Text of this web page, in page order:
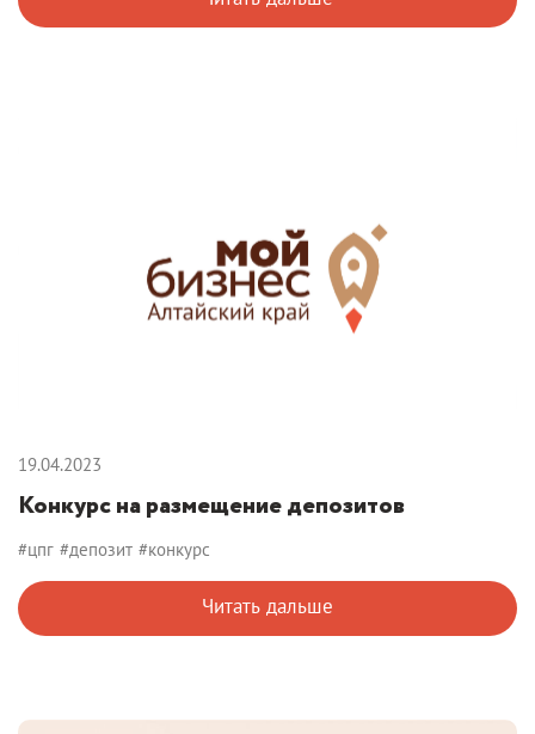
19.04.2023
Конкурс на размещение депозитов
#цпг #депозит #конкурс
Читать дальше